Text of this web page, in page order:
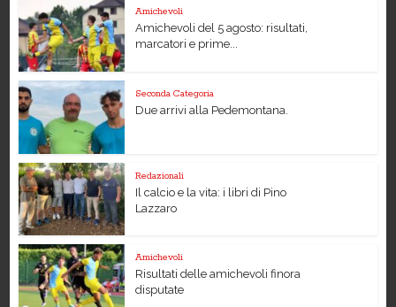
Amichevoli
Amichevoli del 5 agosto: risultati,
marcatori e prime...
Seconda Categoria
Due arrivi alla Pedemontana.
Redazionali
Il calcio e la vita: i libri di Pino
Lazzaro
Amichevoli
Risultati delle amichevoli finora
disputate